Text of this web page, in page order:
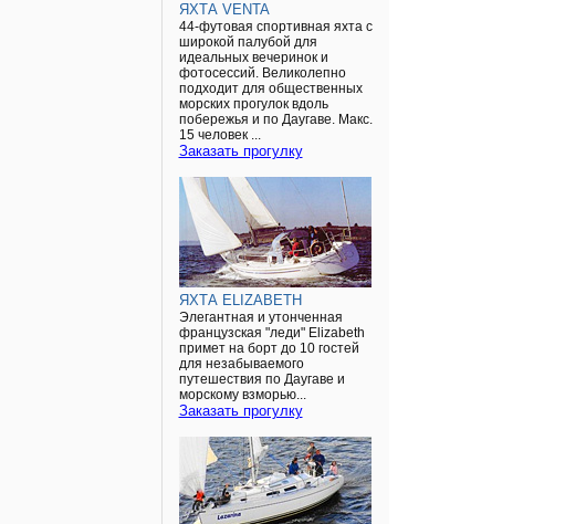
ЯХТА VENTA
44-футовая спортивная яхта с
широкой палубой для
идеальных вечеринок и
фотосессий. Великолепно
подходит для общественных
морских прогулок вдоль
побережья и по Даугаве. Макс.
15 человек ...
Заказать прогулку
ЯХТА ELIZABETH
Элегантная и утонченная
французская "леди" Elizabeth
примет на борт до 10 гостей
для незабываемого
путешествия по Даугаве и
морскому взморью...
Заказать прогулку